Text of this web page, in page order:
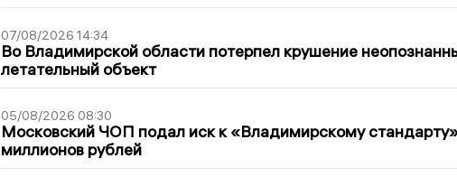
07/08/2026 14:34
Во Владимирской области потерпел крушение
летательный объект
05/08/2026 08:30
Московский ЧОП подал иск к «Владимирскому
миллионов рублей